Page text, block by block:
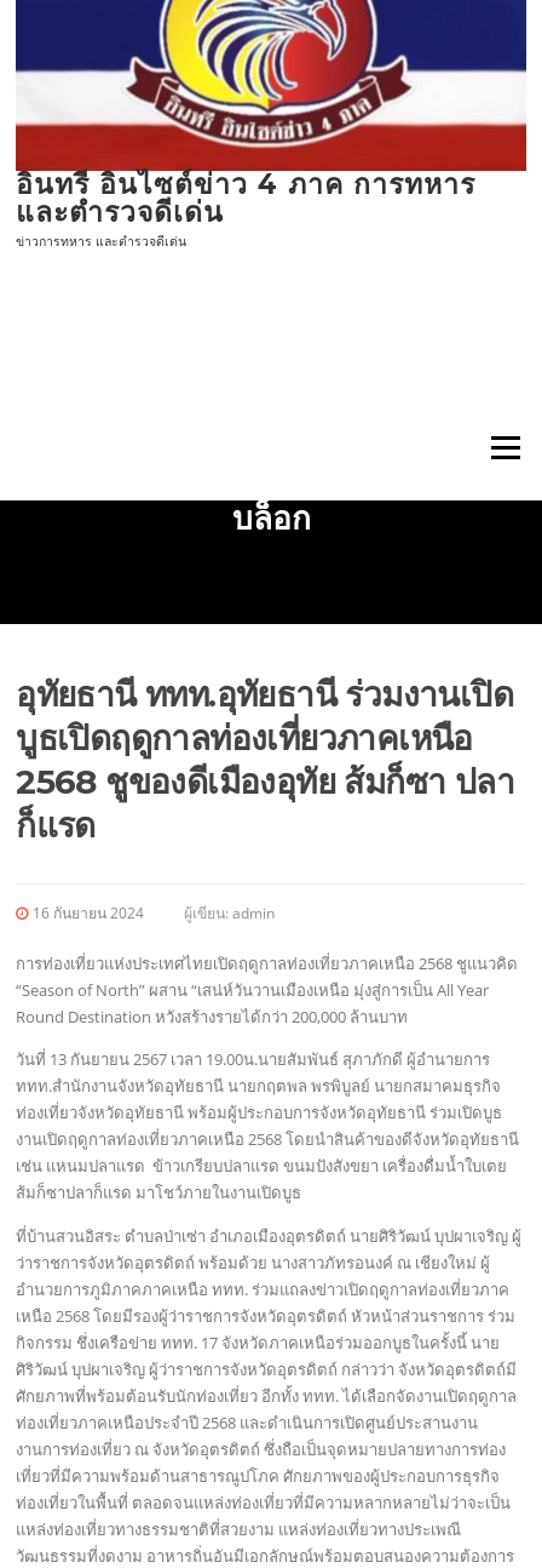
อินทรี อินไซต์ข่าว 4 ภาค การทหาร
และตำรวจดีเด่น
ข่าวการทหาร และตำรวจดีเด่น
เมนู
บล็อก
อุทัยธานี ททท.อุทัยธานี ร่วมงานเปิด
บูธเปิดฤดูกาลท่องเที่ยวภาคเหนือ
2568 ชูของดีเมืองอุทัย ส้มก็ซา ปลา
ก็แรด
16 กันยายน 2024 ผู้เขียน:admin
การท่องเที่ยวแห่งประเทศไทยเปิดฤดูกาลท่องเที่ยวภาคเหนือ 2568 ชูแนวคิด
“Season of North” ผสาน “เสน่ห์วันวานเมืองเหนือ มุ่งสู่การเป็น All Year
Round Destination หวังสร้างรายได้กว่า 200,000 ล้านบาท
วันที่ 13 กันยายน 2567 เวลา 19.00น.นายสัมพันธ์ สุภาภักดี ผู้อำนายการ
ททท.สำนักงานจังหวัดอุทัยธานี นายกฤตพล พรพิบูลย์ นายกสมาคมธุรกิจ
ท่องเที่ยวจังหวัดอุทัยธานี พร้อมผู้ประกอบการจังหวัดอุทัยธานี ร่วมเปิดบูธ
งานเปิดฤดูกาลท่องเที่ยวภาคเหนือ 2568 โดยนำสินค้าของดีจังหวัดอุทัยธานี
เช่น แหนมปลาแรด ข้าวเกรียบปลาแรด ขนมปังสังขยา เครื่องดื่มน้ำใบเตย
ส้มก็ซาปลาก็แรด มาโชว์ภายในงานเปิดบูธ
ที่บ้านสวนอิสระ ตำบลป่าเซ่า อำเภอเมืองอุตรดิตถ์ นายศิริวัฒน์ บุปผาเจริญ ผู้
ว่าราชการจังหวัดอุตรดิตถ์ พร้อมด้วย นางสาวภัทรอนงค์ ณ เชียงใหม่ ผู้
อำนวยการภูมิภาคภาคเหนือ ททท. ร่วมแถลงข่าวเปิดฤดูกาลท่องเที่ยวภาค
เหนือ 2568 โดยมีรองผู้ว่าราชการจังหวัดอุตรดิตถ์ หัวหน้าส่วนราชการ ร่วม
กิจกรรม ชึ่งเครือข่าย ททท. 17 จังหวัดภาคเหนือร่วมออกบูธในครั้งนี้ นาย
ศิริวัฒน์ บุปผาเจริญ ผู้ว่าราชการจังหวัดอุตรดิตถ์ กล่าวว่า จังหวัดอุตรดิตถ์มี
ศักยภาพที่พร้อมต้อนรับนักท่องเที่ยว อีกทั้ง ททท. ได้เลือกจัดงานเปิดฤดูกาล
ท่องเที่ยวภาคเหนือประจำปี 2568 และดำเนินการเปิดศูนย์ประสานงาน
งานการท่องเที่ยว ณ จังหวัดอุตรดิตถ์ ซึ่งถือเป็นจุดหมายปลายทางการท่อง
เที่ยวที่มีความพร้อมด้านสาธารณูปโภค ศักยภาพของผู้ประกอบการธุรกิจ
ท่องเที่ยวในพื้นที่ ตลอดจนแหล่งท่องเที่ยวที่มีความหลากหลายไม่ว่าจะเป็น
แหล่งท่องเที่ยวทางธรรมชาติที่สวยงาม แหล่งท่องเที่ยวทางประเพณี
วัฒนธรรมที่งดงาม อาหารถิ่นอันมีเอกลักษณ์พร้อมตอบสนองความต้องการ